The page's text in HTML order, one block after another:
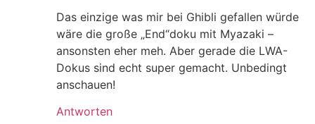
Das einzige was mir bei Ghibli gefallen würde
wäre die große „End“doku mit Myazaki –
ansonsten eher meh. Aber gerade die LWA-
Dokus sind echt super gemacht. Unbedingt
anschauen!
Antworten